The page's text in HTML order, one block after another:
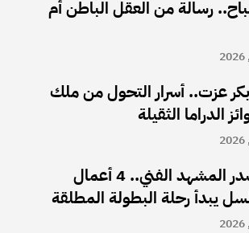
رسالة من العقل الباطن أم
عزت.. أسرار التحول من ملك
الدراما الثقيلة
رحمة أحمد تتصدر المشهد الفني.. 4 أعمال
يبدأ رحلة البطولة المطلقة